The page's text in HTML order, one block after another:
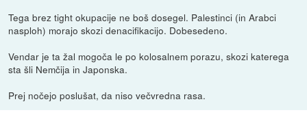
Tega brez tight okupacije ne boš dosegel. Palestinci (in Arabci
nasploh) morajo skozi denacifikacijo. Dobesedeno.
Vendar je ta žal mogoča le po kolosalnem porazu, skozi katerega
sta šli Nemčija in Japonska.
Prej nočejo poslušat, da niso večvredna rasa.